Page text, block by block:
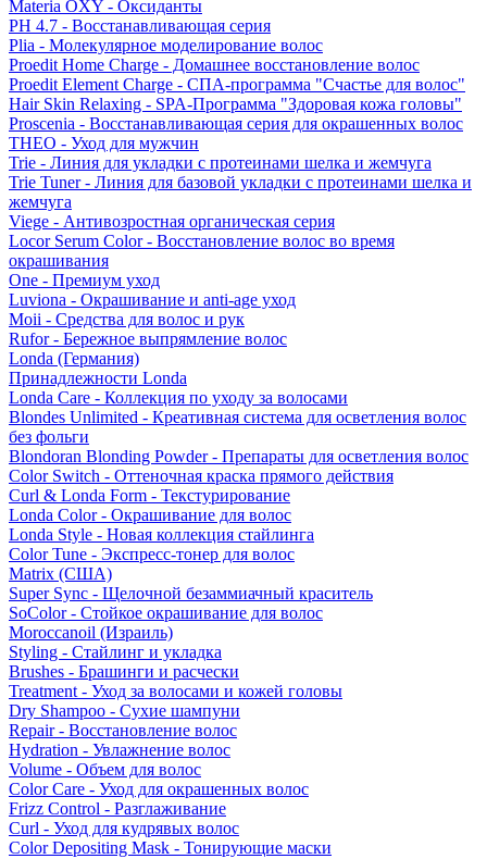
Materia OXY - Оксиданты
PH 4.7 - Восстанавливающая серия
Plia - Молекулярное моделирование волос
Proedit Home Charge - Домашнее восстановление волос
Proedit Element Charge - СПА-программа "Счастье для волос"
Hair Skin Relaxing - SPA-Программа "Здоровая кожа головы"
Proscenia - Восстанавливающая серия для окрашенных волос
THEO - Уход для мужчин
Trie - Линия для укладки с протеинами шелка и жемчуга
Trie Tuner - Линия для базовой укладки с протеинами шелка и
жемчуга
Viege - Антивозростная органическая серия
Locor Serum Color - Восстановление волос во время
окрашивания
One - Премиум уход
Luviona - Окрашивание и anti-age уход
Moii - Средства для волос и рук
Rufor - Бережное выпрямление волос
Londa (Германия)
Принадлежности Londa
Londa Care - Коллекция по уходу за волосами
Blondes Unlimited - Креативная система для осветления волос
без фольги
Blondoran Blonding Powder - Препараты для осветления волос
Color Switch - Оттеночная краска прямого действия
Curl & Londa Form - Текстурирование
Londa Color - Окрашивание для волос
Londa Style - Новая коллекция стайлинга
Color Tune - Экспресс-тонер для волос
Matrix (США)
Super Sync - Щелочной безаммиачный краситель
SoColor - Стойкое окрашивание для волос
Moroccanoil (Израиль)
Styling - Стайлинг и укладка
Brushes - Брашинги и расчески
Treatment - Уход за волосами и кожей головы
Dry Shampoo - Сухие шампуни
Repair - Восстановление волос
Hydration - Увлажнение волос
Volume - Объем для волос
Color Care - Уход для окрашенных волос
Frizz Control - Разглаживание
Curl - Уход для кудрявых волос
Color Depositing Mask - Тонирующие маски